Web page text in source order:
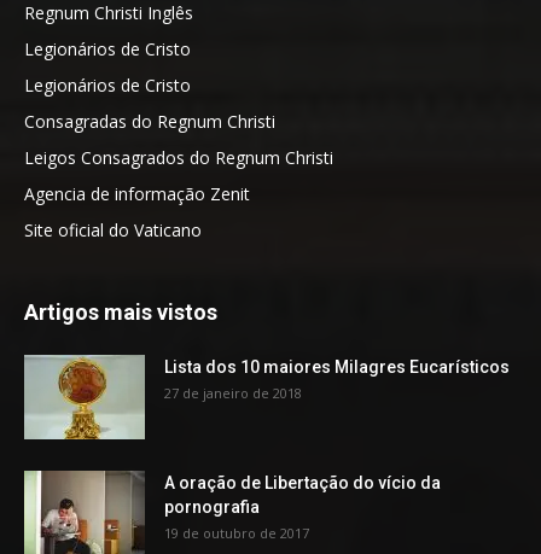
Regnum Christi Inglês
Legionários de Cristo
Legionários de Cristo
Consagradas do Regnum Christi
Leigos Consagrados do Regnum Christi
Agencia de informação Zenit
Site oficial do Vaticano
Artigos mais vistos
Lista dos 10 maiores Milagres Eucarísticos
27 de janeiro de 2018
A oração de Libertação do vício da
pornografia
19 de outubro de 2017